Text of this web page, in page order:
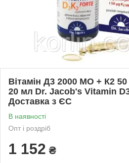
Вітамін Д3 2000 МО + К2
20 мл Dr. Jacob's Vitamin
Доставка з ЄС
В наявності
Опт і роздріб
1 152 ₴